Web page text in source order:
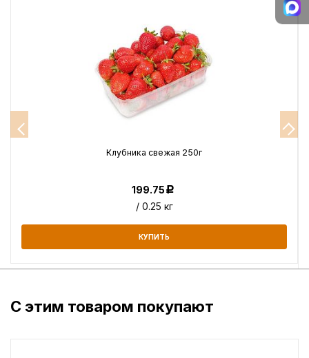
Клубника свежая 250г
199.75Р
/ 0.25 кг
КУПИТЬ
С этим товаром покупают